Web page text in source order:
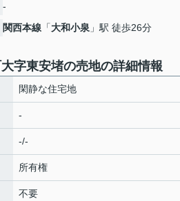
-
関西本線 「大和小泉 」駅 徒歩26分
字東安堵の売地の詳細情報
閑静な住宅地
-
-/-
所有権
不要